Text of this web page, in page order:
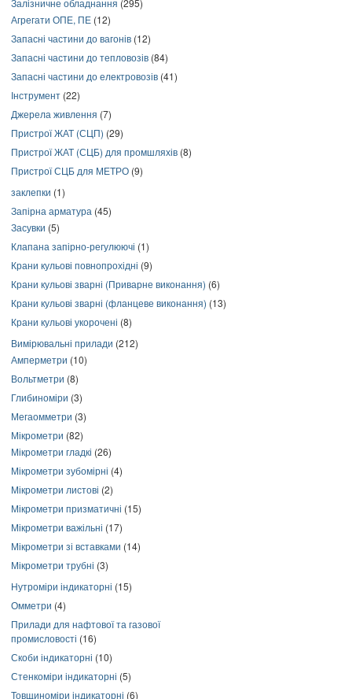
Залізничне обладнання (295)
Агрегати ОПЕ, ПЕ (12)
Запасні частини до вагонів (12)
Запасні частини до тепловозів (84)
Запасні частини до електровозів (41)
Інструмент (22)
Джерела живлення (7)
Пристрої ЖАТ (СЦП) (29)
Пристрої ЖАТ (СЦБ) для промшляхів (8)
Пристрої СЦБ для МЕТРО (9)
заклепки (1)
Запірна арматура (45)
Засувки (5)
Клапана запірно-регулюючі (1)
Крани кульові повнопрохідні (9)
Крани кульові зварні (Приварне виконання) (6)
Крани кульові зварні (фланцеве виконання) (13)
Крани кульові укорочені (8)
Вимірювальні прилади (212)
Амперметри (10)
Вольтметри (8)
Глибиноміри (3)
Мегаомметри (3)
Мікрометри (82)
Мікрометри гладкі (26)
Мікрометри зубомірні (4)
Мікрометри листові (2)
Мікрометри призматичні (15)
Мікрометри важільні (17)
Мікрометри зі вставками (14)
Мікрометри трубні (3)
Нутроміри індикаторні (15)
Омметри (4)
Прилади для нафтової та газової
промисловості (16)
Скоби індикаторні (10)
Стенкоміри індикаторні (5)
Товщиноміри індикаторні (6)